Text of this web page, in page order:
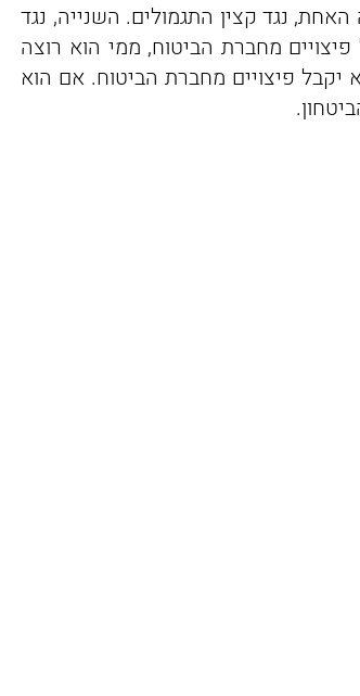
נגד קצין התגמולים. השנייה, נגד
מחברת הביטוח, ממי הוא רוצה
יקבל פיצויים מחברת הביטוח. אם הוא